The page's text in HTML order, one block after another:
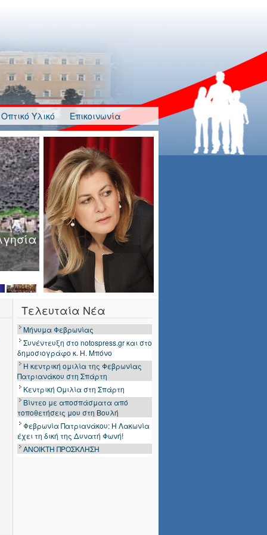
Οπτικό Υλικό
Επικοινωνία
Τελευταία Νέα
Μήνυμα Φεβρωνίας
Συνέντευξη στο notospress.gr και στο
δημοσιογράφο κ. Η. Μπόνο
Η κεντρική ομιλία της Φεβρωνίας
Πατριανάκου στη Σπάρτη
Κεντρική Ομιλία στη Σπάρτη
Βίντεο με αποσπάσματα από
τοποθετήσεις μου στη Βουλή
Φεβρωνία Πατριανάκου: Η Λακωνία
έχει τη δική της Δυνατή Φωνή!
ΑΝΟΙΚΤΗ ΠΡΟΣΚΛΗΣΗ